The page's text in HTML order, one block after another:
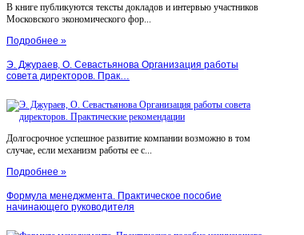
В книге публикуются тексты докладов и интервью участников
Московского экономического фор...
Подробнее »
Э. Джураев, О. Севастьянова Организация работы
совета директоров. Прак…
Долгосрочное успешное развитие компании возможно в том
случае, если механизм работы ее с...
Подробнее »
Формула менеджмента. Практическое пособие
начинающего руководителя